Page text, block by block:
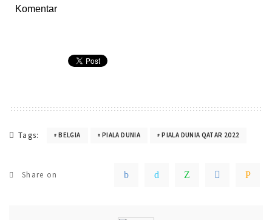
Komentar
Tags: BELGIA PIALA DUNIA PIALA DUNIA QATAR 2022
Share on